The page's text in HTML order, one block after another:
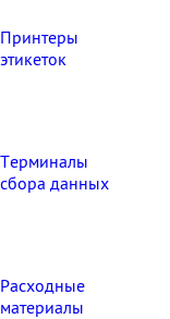
Принтеры
этикеток
Терминалы
сбора данных
Расходные
материалы